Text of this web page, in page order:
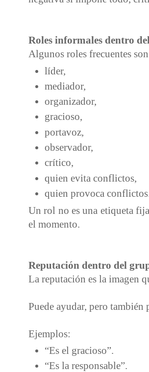
Roles informales dentro
Algunos roles frecuentes
líder,
mediador,
organizador,
gracioso,
portavoz,
observador,
crítico,
quien evita conflictos,
quien provoca
Un rol no es una etiqueta
el momento.
Reputación dentro del
La reputación es la imagen
Puede ayudar, pero también
Ejemplos:
“Es el gracioso”.
“Es la responsable”.